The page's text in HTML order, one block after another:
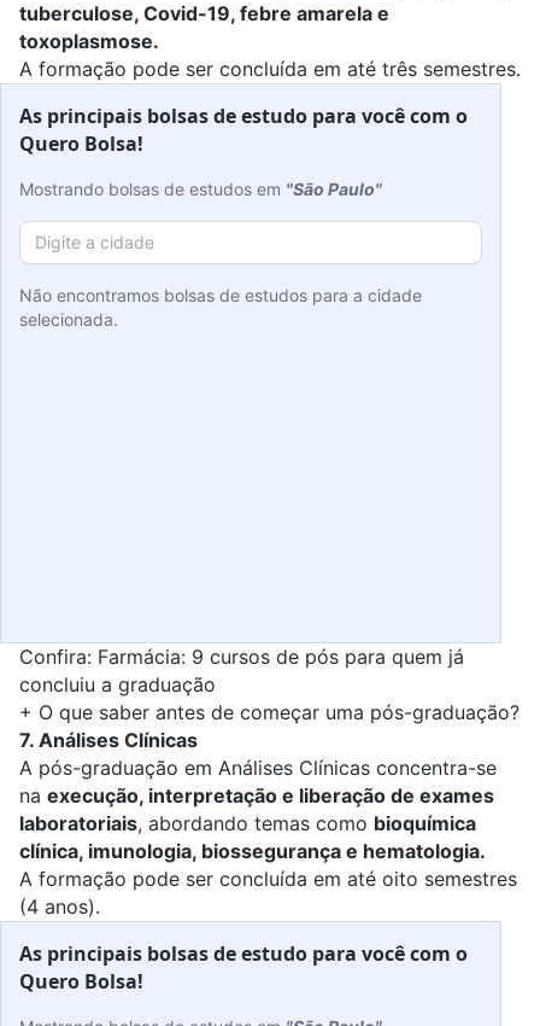
tuberculose, Covid-19, febre amarela e
toxoplasmose.
A formação pode ser concluída em até três semestres.
As principais bolsas de estudo para você com o
Quero Bolsa!
Mostrando bolsas de estudos em "São Paulo"
Não encontramos bolsas de estudos para a cidade
selecionada.
Confira: Farmácia: 9 cursos de pós para quem já
concluiu a graduação
+ O que saber antes de começar uma pós-graduação?
7. Análises Clínicas
A pós-graduação em Análises Clínicas concentra-se
na execução, interpretação e liberação de exames
laboratoriais, abordando temas como bioquímica
clínica, imunologia, biossegurança e hematologia.
A formação pode ser concluída em até oito semestres
(4 anos).
As principais bolsas de estudo para você com o
Quero Bolsa!